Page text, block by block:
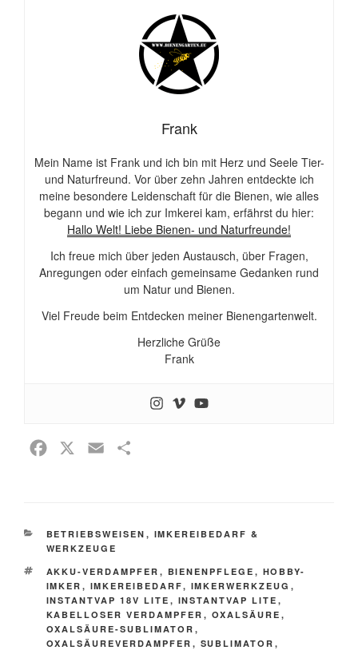
Frank
Mein Name ist Frank und ich bin mit Herz und Seele Tier-
und Naturfreund. Vor über zehn Jahren entdeckte ich
meine besondere Leidenschaft für die Bienen, wie alles
begann und wie ich zur Imkerei kam, erfährst du hier:
Hallo Welt! Liebe Bienen- und Naturfreunde!
Ich freue mich über jeden Austausch, über Fragen,
Anregungen oder einfach gemeinsame Gedanken rund
um Natur und Bienen.
Viel Freude beim Entdecken meiner Bienengartenwelt.
Herzliche Grüße
Frank
b
o
k
l
e
KATEGORIEN
BETRIEBSWEISEN , IMKEREIBEDARF &
WERKZEUGE
SCHLAGWÖRTER
AKKU-VERDAMPFER , BIENENPFLEGE , HOBBY-
IMKER , IMKEREIBEDARF, IMKERWERKZEUG ,
INSTANTVAP 18V LITE , INSTANTVAP LITE ,
KABELLOSER VERDAMPFER , OXALSÄURE ,
OXALSÄURE-SUBLIMATOR ,
OXALSÄUREVERDAMPFER , SUBLIMATOR ,